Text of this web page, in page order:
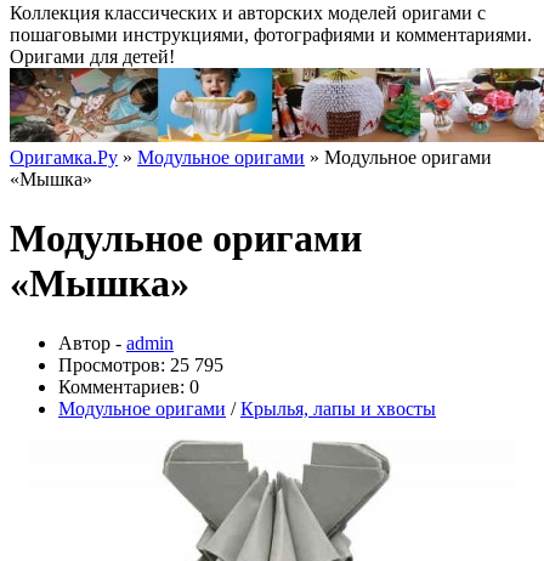
Коллекция классических и авторских моделей оригами с
пошаговыми инструкциями, фотографиями и комментариями.
Оригами для детей!
Оригамка.Ру » Модульное оригами » Модульное оригами
«Мышка»
Модульное оригами
«Мышка»
Автор - admin
Просмотров: 25 795
Комментариев: 0
Модульное оригами /Крылья, лапы и хвосты